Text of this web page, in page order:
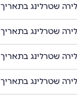
בתאריך 22/06/2026 הוא 3.928
בתאריך 23/06/2026 הוא 3.9537
בתאריך 24/06/2026 הוא 3.9353
בתאריך 25/06/2026 הוא 3.9192